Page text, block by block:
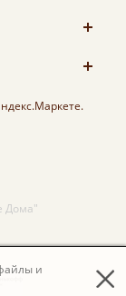
Дома"
и